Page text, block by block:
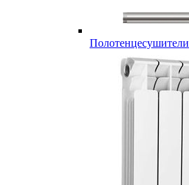
Полотенцесушители